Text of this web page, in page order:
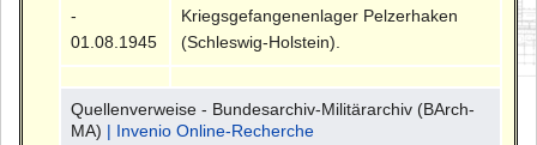
-
01.08.1945
Kriegsgefangenenlager Pelzerhaken
(Schleswig-Holstein).
Quellenverweise - Bundesarchiv-Militärarchiv (BArch-
MA) | Invenio Online-Recherche